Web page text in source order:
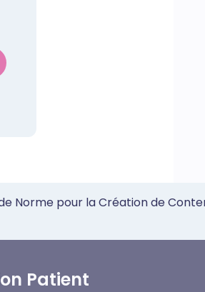
Norme pour la Création de
Patient